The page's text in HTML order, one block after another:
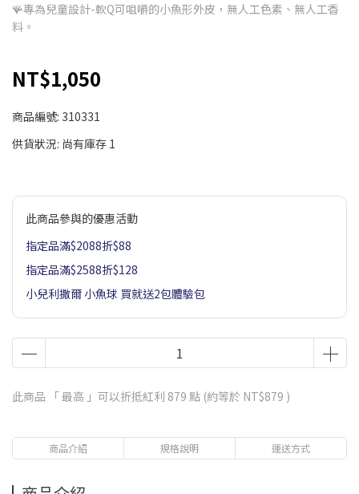
🪸專為兒童設計-軟Q可咀嚼的小魚形外皮，無人工色素、無人工香
料。
NT$1,050
商品編號: 310331
供貨狀況: 尚有庫存 1
此商品參與的優惠活動
指定品滿$2088折$88
指定品滿$2588折$128
小兒利撒爾 小魚球 買就送2包體驗包
此商品 「 最高 」可以折抵紅利 879 點 (約等於 NT$879 )
商品介紹 規格說明 運送方式